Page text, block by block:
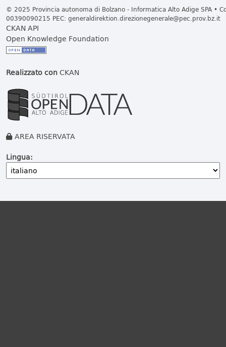
© 2025 Provincia autonoma di Bolzano - Informatica Alto Adige SPA •
00390090215 PEC: generaldirektion.direzionegenerale@pec.prov.bz.it
CKAN API
Open Knowledge Foundation
Realizzato conCKAN
AREA RISERVATA
Lingua